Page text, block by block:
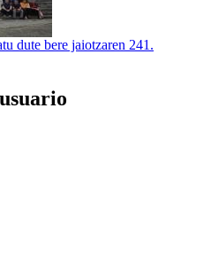
dute bere jaiotzaren 241.